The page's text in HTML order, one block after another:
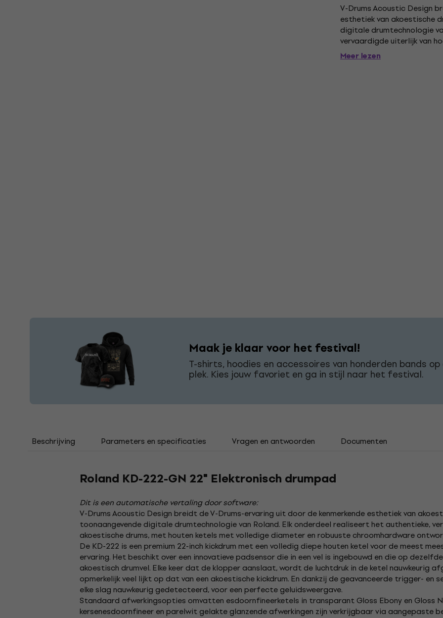
V-Drums Acoustic Design
esthetiek van akoestische
digitale drumtechnologie
vervaardigde uiterlijk van
met volledige diameter en
Meer lezen
Maak je klaar voor het festival!
T-shirts, hoodies en accessoires van honderden bands op
plek. Kies jouw favoriet en ga in stijl naar het festival.
Beschrijving Parameters en specificaties Vragen en antwoorden Documenten
Roland KD-222-GN 22" Elektronisch drumpad
Dit is een automatische vertaling door software:
V-Drums Acoustic Design breidt de V-Drums-ervaring uit door de kenmerkende esthetiek van
toonaangevende digitale drumtechnologie van Roland. Elk onderdeel realiseert het authentieke,
akoestische drums, met houten ketels met volledige diameter en robuuste chroomhardware
De KD-222 is een premium 22-inch kickdrum met een volledig diepe houten ketel voor de meest
ervaring. Het beschikt over een innovatieve padsensor die in een vel is ingebouwd en die op
akoestisch drumvel. Elke keer dat de klopper aanslaat, wordt de luchtdruk in de ketel nauwkeurig
opmerkelijk veel lijkt op dat van een akoestische kickdrum. En dankzij de geavanceerde trigger- en
elke slag nauwkeurig gedetecteerd, voor een perfecte geluidsweergave.
Standaard afwerkingsopties omvatten esdoornfineerketels in transparant Gloss Ebony en Gloss
kersenesdoornfineer en parelwit gelakte glanzende afwerkingen zijn verkrijgbaar via aangepaste